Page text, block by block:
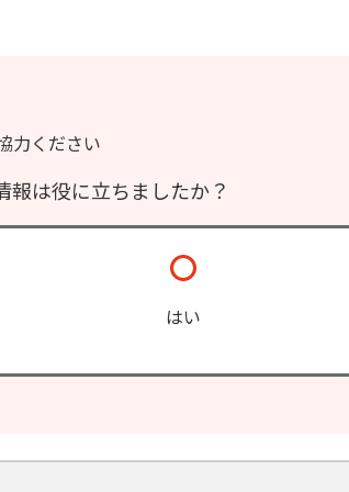
力ください
報は役に立ちましたか？
はい